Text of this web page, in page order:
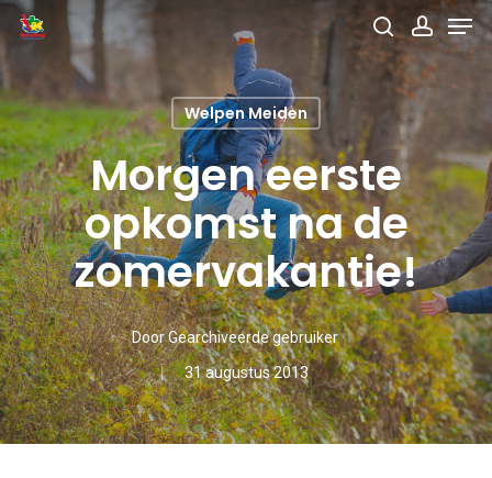
Skip
main
content
search
Welpen Meiden
Morgen eerste
opkomst na de
zomervakantie!
DoorGearchiveerde gebruiker
31 augustus 2013